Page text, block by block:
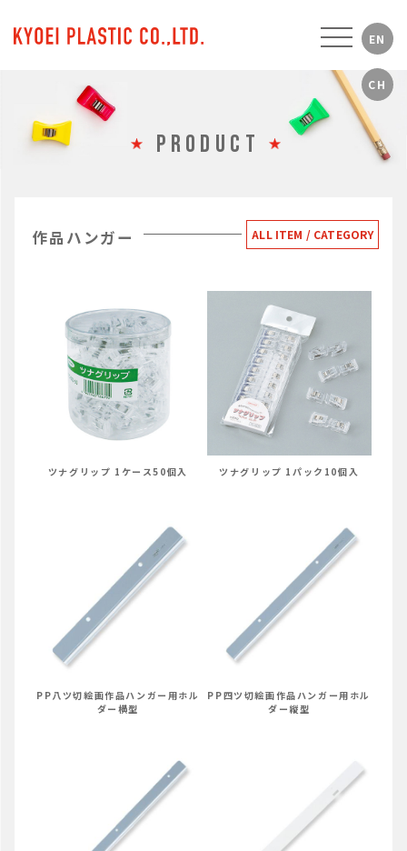
PRODUCT
作品ハンガー ALL ITEM / CATEGORY
ツナグリップ 1ケース50個入 ツナグリップ 1パック10個入
PP八ツ切絵画作品ハンガー用ホル
ダー横型
PP四ツ切絵画作品ハンガー用ホル
ダー縦型